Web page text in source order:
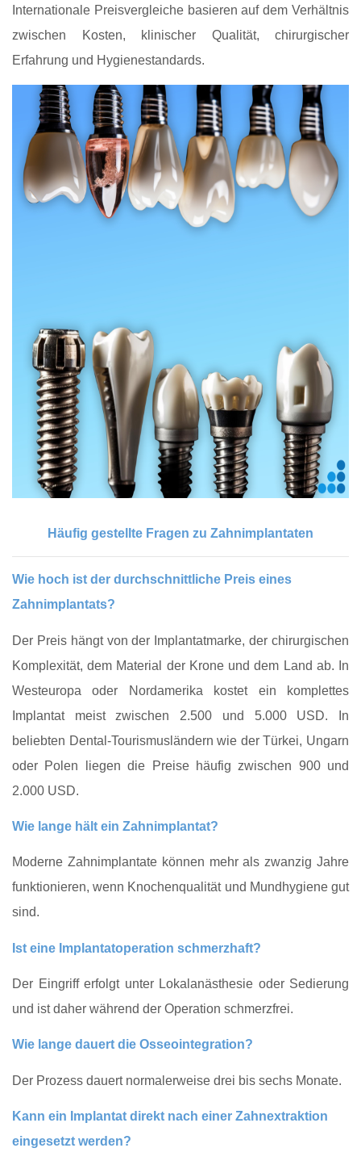
Internationale Preisvergleiche basieren auf dem Verhältnis
zwischen Kosten, klinischer Qualität, chirurgischer
Erfahrung und Hygienestandards.
Häufig gestellte Fragen zu Zahnimplantaten
Wie hoch ist der durchschnittliche Preis eines
Zahnimplantats?
Der Preis hängt von der Implantatmarke, der chirurgischen
Komplexität, dem Material der Krone und dem Land ab. In
Westeuropa oder Nordamerika kostet ein komplettes
Implantat meist zwischen 2.500 und 5.000 USD. In
beliebten Dental‑Tourismusländern wie der Türkei, Ungarn
oder Polen liegen die Preise häufig zwischen 900 und
2.000 USD.
Wie lange hält ein Zahnimplantat?
Moderne Zahnimplantate können mehr als zwanzig Jahre
funktionieren, wenn Knochenqualität und Mundhygiene gut
sind.
Ist eine Implantatoperation schmerzhaft?
Der Eingriff erfolgt unter Lokalanästhesie oder Sedierung
und ist daher während der Operation schmerzfrei.
Wie lange dauert die Osseointegration?
Der Prozess dauert normalerweise drei bis sechs Monate.
Kann ein Implantat direkt nach einer Zahnextraktion
eingesetzt werden?